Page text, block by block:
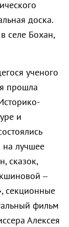
доска.
селе Бохан,
ученого
прошла
и
лучшее
сказок,
–
секционные
фильм
Алексея